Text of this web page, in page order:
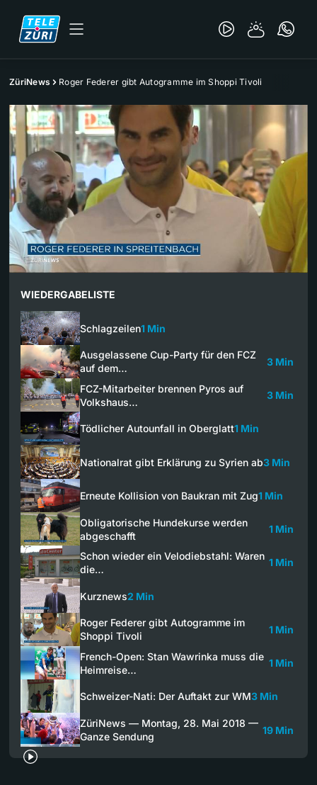
ZüriNews Roger Federer gibt Autogramme im Shoppi Tivoli
WIEDERGABELISTE
Schlagzeilen1 Min
Ausgelassene Cup-Party für den FCZ
auf dem…
3 Min
FCZ-Mitarbeiter brennen Pyros auf
Volkshaus…
3 Min
Tödlicher Autounfall in Oberglatt1 Min
Nationalrat gibt Erklärung zu Syrien ab3 Min
Erneute Kollision von Baukran mit Zug1 Min
Obligatorische Hundekurse werden
abgeschafft
1 Min
Schon wieder ein Velodiebstahl: Waren
die…
1 Min
Kurznews2 Min
Roger Federer gibt Autogramme im
Shoppi Tivoli
1 Min
French-Open: Stan Wawrinka muss die
Heimreise…
1 Min
Schweizer-Nati: Der Auftakt zur WM3 Min
ZüriNews — Montag, 28. Mai 2018 —
Ganze Sendung
19 Min